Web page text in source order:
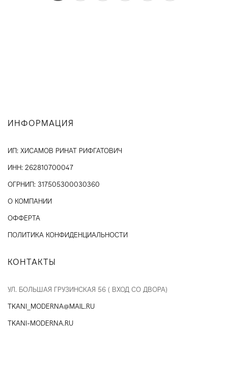
ИНФОРМАЦИЯ
ИП: ХИСАМОВ РИНАТ РИФГАТОВИЧ
ИНН: 262810700047
ОГРНИП: 317505300030360
О КОМПАНИИ
ОФФЕРТА
ПОЛИТИКА КОНФИДЕНЦИАЛЬНОСТИ
КОНТАКТЫ
УЛ. БОЛЬШАЯ ГРУЗИНСКАЯ 56 ( ВХОД СО ДВОРА)
TKANI_MODERNA@MAIL.RU
TKANI-MODERNA.RU